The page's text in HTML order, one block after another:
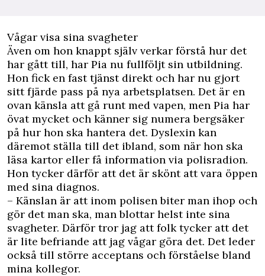
Vågar visa sina svagheter
Även om hon knappt själv verkar förstå hur det
har gått till, har Pia nu fullföljt sin utbildning.
Hon fick en fast tjänst direkt och har nu gjort
sitt fjärde pass på nya arbetsplatsen. Det är en
ovan känsla att gå runt med vapen, men Pia har
övat mycket och känner sig numera bergsäker
på hur hon ska hantera det. Dyslexin kan
däremot ställa till det ibland, som när hon ska
läsa kartor eller få information via polisradion.
Hon tycker därför att det är skönt att vara öppen
med sina diagnos.
– Känslan är att inom polisen biter man ihop och
gör det man ska, man blottar helst inte sina
svagheter. Därför tror jag att folk tycker att det
är lite befriande att jag vågar göra det. Det leder
också till större acceptans och förståelse bland
mina kollegor.